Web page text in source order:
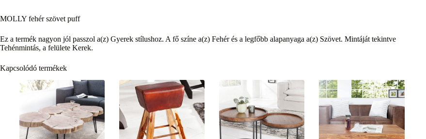
MOLLY fehér szövet puff
Ez a termék nagyon jól passzol a(z) Gyerek stílushoz. A fő színe a(z) Fehér és a legfőbb alapanyaga a(z) Szövet. Mintáját tekintve
Tehénmintás, a felülete Kerek.
Kapcsolódó termékek